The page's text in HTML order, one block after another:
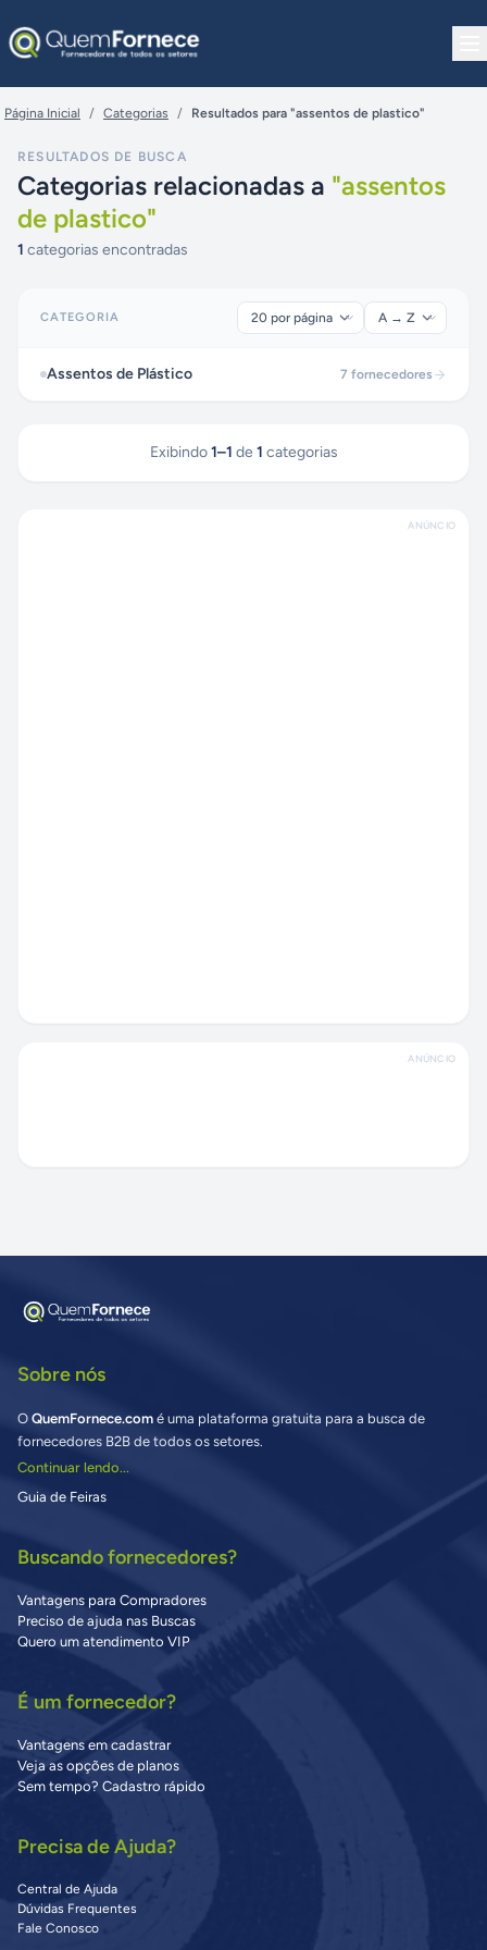
Página Inicial / Categorias / Resultados para "assentos de plastico"
RESULTADOS DE BUSCA
Categorias relacionadas a "assentos
de plastico"
1 categorias encontradas
CATEGORIA
Assentos de Plástico 7 fornecedores
Exibindo 1–1 de 1 categorias
ANÚNCIO
ANÚNCIO
Sobre nós
O QuemFornece.com é uma plataforma gratuita para a busca de
fornecedores B2B de todos os setores.
Continuar lendo...
Guia de Feiras
Buscando fornecedores?
Vantagens para Compradores
Preciso de ajuda nas Buscas
Quero um atendimento VIP
É um fornecedor?
Vantagens em cadastrar
Veja as opções de planos
Sem tempo? Cadastro rápido
Precisa de Ajuda?
Central de Ajuda
Dúvidas Frequentes
Fale Conosco